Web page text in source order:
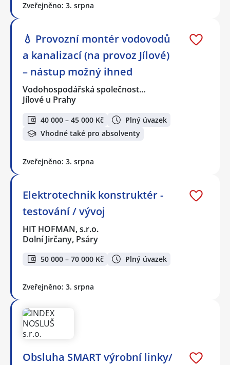
Zveřejněno: 3. srpna
💧 Provozní montér vodovodů
a kanalizací (na provoz Jílové)
– nástup možný ihned
Vodohospodářská společnost…
Jílové u Prahy
40 000 – 45 000 Kč
Plný úvazek
Vhodné také pro absolventy
Zveřejněno: 3. srpna
Elektrotechnik konstruktér -
testování / vývoj
HIT HOFMAN, s.r.o.
Dolní Jirčany, Psáry
50 000 – 70 000 Kč Plný úvazek
Zveřejněno: 3. srpna
Obsluha SMART výrobní linky/